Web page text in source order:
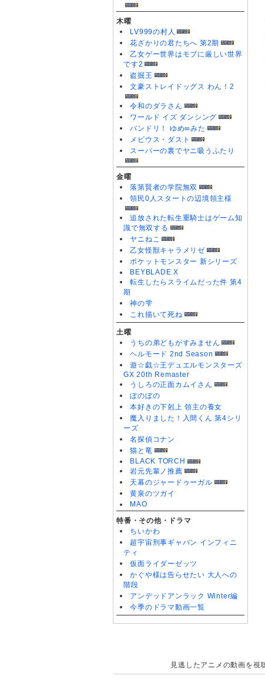
木曜
LV999の村人
花ざかりの君たちへ 第2期
乙女ゲー世界はモブに厳しい世界
です2
盗掘王
文豪ストレイドッグス わん！2
令和のダラさん
ワールド イズ ダンシング
バンドリ！ ゆめ∞みた
メビウス・ダスト
スーパーの裏でヤニ吸うふたり
金曜
落第賢者の学院無双
領民0人スタートの辺境領主様
追放された転生重騎士はゲーム知
識で無双する
ヤニねこ
乙女怪獣キャラメリゼ
ポケットモンスター 新シリーズ
BEYBLADE X
転生したらスライムだった件 第4
期
神の雫
これ描いて死ね
土曜
うちの弟どもがすみません
ヘルモード 2nd Season
遊☆戯☆王デュエルモンスターズ
GX 20th Remaster
うしろの正面カムイさん
ぼのぼの
本好きの下剋上 領主の養女
魔入りました！入間くん 第4シリ
ーズ
名探偵コナン
猫と竜
BLACK TORCH
岩元先輩ノ推薦
天幕のジャードゥーガル
黄泉のツガイ
MAO
特番・その他・ドラマ
ちいかわ
超宇宙刑事ギャバン インフィニ
ティ
仮面ライダーゼッツ
かぐや様は告らせたい 大人への
階段
アンデッドアンラック Winter編
今季のドラマ動画一覧
見逃したアニメの動画を